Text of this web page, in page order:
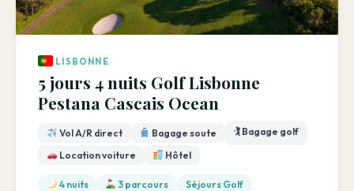
LISBONNE
5 jours 4 nuits Golf Lisbonne
Pestana Cascais Ocean
Vol A/R direct Bagage soute
🏌️ Bagage golf
Location voiture
Hôtel
4 nuits 3 parcours Séjours Golf